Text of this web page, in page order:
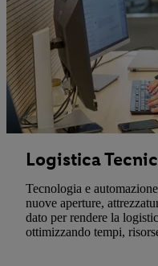
Logistica
Tecnologia e
nuove aperture,
dato per rendere la
ottimizzando tempi,